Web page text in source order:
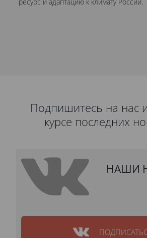
ресурс и адаптацию к климату России.
Подпишитесь на нас
курсе последних
НАШИ